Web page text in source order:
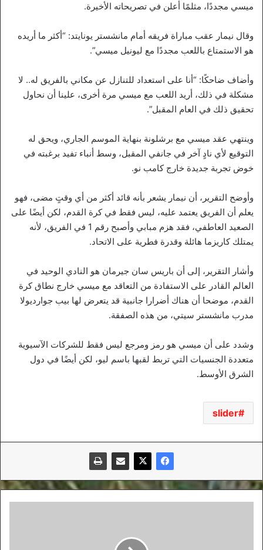
ميسي مجددًا، مثلمًا أعلن في تصريحاته الأخيرة.
وقال نيمار عقب مباراة فريقه أمام مانشستر يونايتد: “أكثر ما أريده
هو الاستمتاع باللعب مجددًا مع ليونيل ميسي”.
وأضاف ضاحكًا: “أنا على استعداد للتنازل عن مكاني بالفريق له.. لا
مشكلة في ذلك، أريد اللعب مع ميسي مرة أخرى، علينا أن نحاول
تحقيق ذلك في العام المقبل”.
وينتهي عقد ميسي مع برشلونة بنهاية الموسم الجاري، ويحق له
التوقيع لأي نادٍ آخر في جانفي المقبل، وسط أنباء تفيد برغبته في
خوض تجربة جديدة خارج كامب نو.
وأوضح التقرير، أن نيمار يشعر بأنه قائد أكثر من أي وقتٍ مضى، فهو
يعلم أن الفريق يعتمد عليه، ليس فقط في كرة القدم، لكن أيضًا على
الصعيد العاطفي، فقد هزم مبابي وأصبح رقم 1 في الفريق، لأنه
يمتلك كاريزما هائلة وقدرة فطرية على الاتحاد.
وأشار التقرير، إلى أن باريس سان جيرمان هو النادي الوحيد في
العالم القادر على الاستفادة من التعاقد مع ميسي خارج نطاق كرة
القدم، موضحا أن هناك أضرارا جانبية قد يتعرض لها بيب جوارديولا
مدرب مانشستر سيتي، من هذه الصفقة.
وشدد على أن ميسي هو رمز ومرجع ليس فقط للشركات الآسيوية
متعددة الجنسيات التي تربط لقبها باسم ليو، لكن أيضًا في دول
الشرق الأوسط.
slider